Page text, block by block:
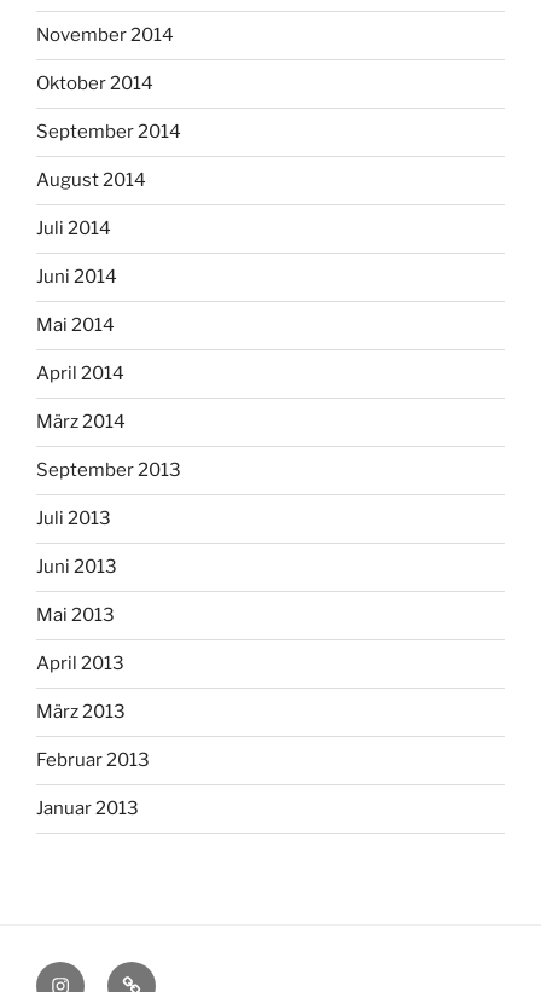
November 2014
Oktober 2014
September 2014
August 2014
Juli 2014
Juni 2014
Mai 2014
April 2014
März 2014
September 2013
Juli 2013
Juni 2013
Mai 2013
April 2013
März 2013
Februar 2013
Januar 2013
InstagramPinterest